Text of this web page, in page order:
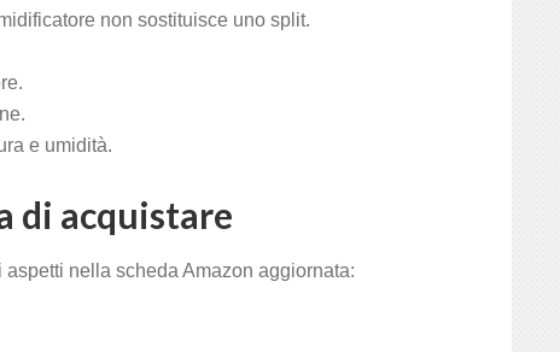
non sostituisce uno split.
e umidità.
di acquistare
nella scheda Amazon aggiornata: